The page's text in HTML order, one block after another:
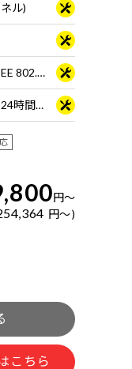
ル)
Wi-Fi 6E( 最大2.4Gbps )対応 IEEE 802.11 ax/ac/a/b/g/n準拠 ＋ Bluetooth 5内蔵
3年間センドバック修理保証・24時間×365日電話サポート
円～
円～
こちら